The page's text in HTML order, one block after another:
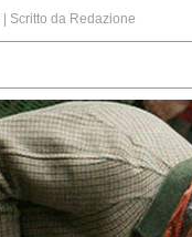
| Scritto da Redazione